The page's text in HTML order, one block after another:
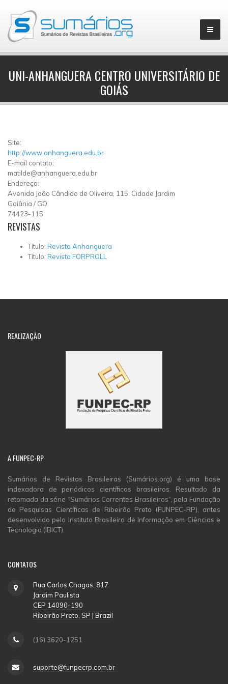
UNI-ANHANGUERA CENTRO UNIVERSITÁRIO DE
GOIÁS
Site:
http://www.anhanguera.edu.br
E-mail contato:
matilde@anhanguera.edu.br
Endereço:
Avenida João Cândido de Oliveira, 115, Cidade Jardim
Goiânia / GO
74423-115
REVISTAS
Título: Revista Anhanguera
Título: Revista FORPROLL
REALIZAÇÃO
AFUNPEC-RP
Sumários de Revistas Brasileiras (Sumários.org) é uma base
indexadora de periódicos científicos brasileiros. Resultado da
retomada da série “Sumários Correntes Brasileiros”, pela Fundação
de Pesquisas Científicas de Ribeirão Preto (FUNPEC-RP), antes
desenvolvido pelo Instituto Brasileiro de Informação em Ciências e
Tecnologia (IBICT).
CONTATOS
Rua Carlos Chagas, 817
Jardim Paulista
CEP 14090-190
Ribeirão Preto, SP | Brazil
(16) 3620-1251
suporte@funpecrp.com.br